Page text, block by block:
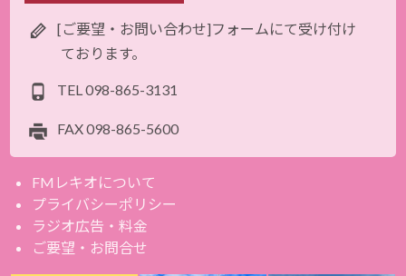
[ご要望・お問い合わせ]フォームにて受け付け
ております。
TEL098-865-3131
FAX098-865-5600
FMレキオについて
プライバシーポリシー
ラジオ広告・料金
ご要望・お問合せ